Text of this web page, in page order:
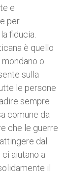
e
per
fiducia.
è quello
o
sulla
le persone
sempre
comune da
che le guerre
dal
aiutano a
il